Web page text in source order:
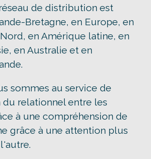
de distribution est
Bretagne, en Europe, en
en Amérique latine, en
en Australie et en
sommes au service de
relationnel entre les
à une compréhension de
grâce à une attention plus